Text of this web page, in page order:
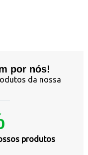
por nós!
da nossa
produtos